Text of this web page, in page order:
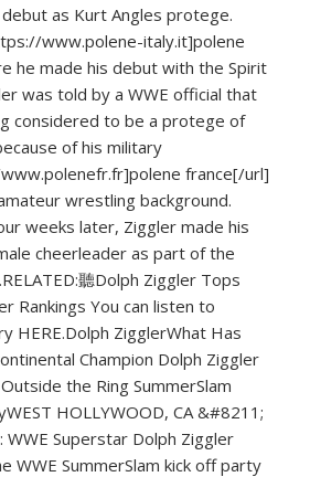
as Kurt Angles protege.
www.polene-italy.it]polene
he made his debut with the Spirit
was told by a WWE official that
considered to be a protege of
of his military
france[/url]
wrestling background.
weeks later, Ziggler made his
cheerleader as part of the
聽Dolph Ziggler Tops
Rankings You can listen to
HERE.Dolph ZigglerWhat Has
Champion Dolph Ziggler
the Ring SummerSlam
HOLLYWOOD, CA &#8211;
WWE Superstar Dolph Ziggler
WWE SummerSlam kick off party